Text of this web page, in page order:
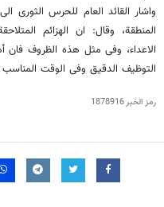
واشار القائد العام للحرس الثوری
المنطقة، وقال: ان الهزائم
الاعداء، وفی مثل هذه الظروف فان
التوظیف الدقیق وفی الوقت
رمز الخبر1878916